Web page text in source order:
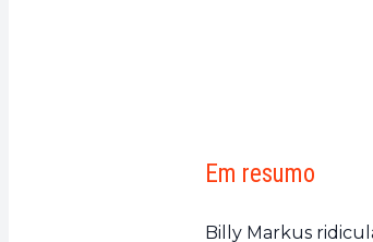
Em resumo
Billy Markus